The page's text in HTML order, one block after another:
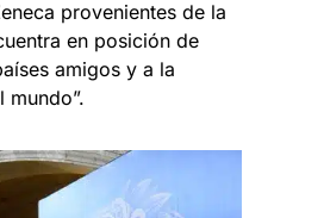
provenientes de la
en posición de
amigos y a la